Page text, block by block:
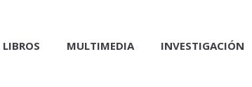
LIBROS MULTIMEDIA INVESTIGACIÓN